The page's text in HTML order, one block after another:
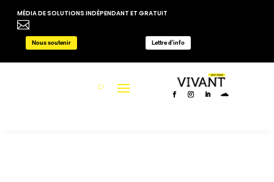
MÉDIA DE SOLUTIONS INDÉPENDANT ET GRATUIT

Nous soutenir Lettre d'info